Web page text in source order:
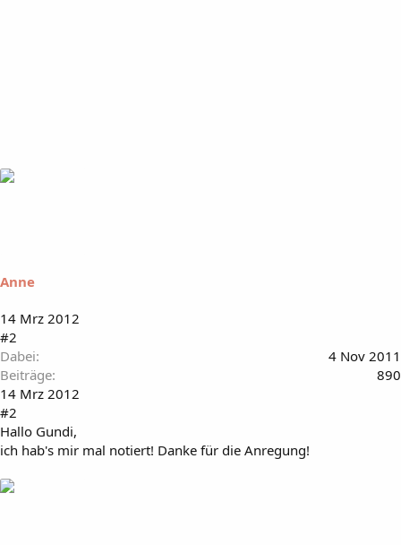
Anne
14 Mrz 2012
#2
Dabei
4 Nov 2011
Beiträge
890
14 Mrz 2012
#2
Hallo Gundi,
ich hab's mir mal notiert! Danke für die Anregung!